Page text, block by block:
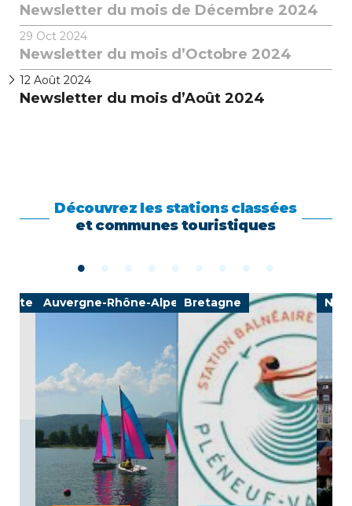
Newsletter du mois de Décembre 2024
29 Oct 2024
Newsletter du mois d’Octobre 2024
12 Août 2024
Newsletter du mois d’Août 2024
Découvrez les stations classées
et communes touristiques
d'Azur
Auvergne-Rhône-Alpes Bretagne